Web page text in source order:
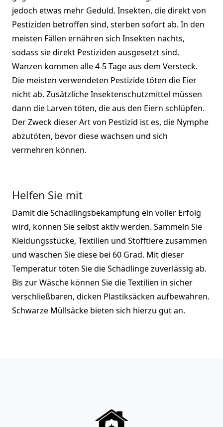
jedoch etwas mehr Geduld. Insekten, die direkt von
Pestiziden betroffen sind, sterben sofort ab. In den
meisten Fällen ernähren sich Insekten nachts,
sodass sie direkt Pestiziden ausgesetzt sind.
Wanzen kommen alle 4-5 Tage aus dem Versteck.
Die meisten verwendeten Pestizide töten die Eier
nicht ab. Zusätzliche Insektenschutzmittel müssen
dann die Larven töten, die aus den Eiern schlüpfen.
Der Zweck dieser Art von Pestizid ist es, die Nymphe
abzutöten, bevor diese wachsen und sich
vermehren können.
Helfen Sie mit
Damit die Schädlingsbekämpfung ein voller Erfolg
wird, können Sie selbst aktiv werden. Sammeln Sie
Kleidungsstücke, Textilien und Stofftiere zusammen
und waschen Sie diese bei 60 Grad. Mit dieser
Temperatur töten Sie die Schädlinge zuverlässig ab.
Bis zur Wäsche können Sie die Textilien in sicher
verschließbaren, dicken Plastiksäcken aufbewahren.
Schwarze Müllsäcke bieten sich hierzu gut an.